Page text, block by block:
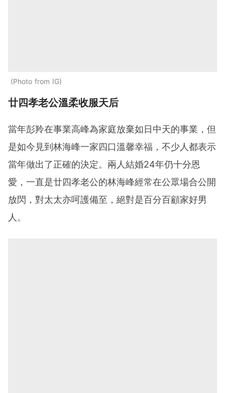
Photo from IG
廿四孝老公溫柔收服天后
當年彭羚在事業高峰為家庭放棄如日中天的事業，但
是如今見到林海峰一家四口溫馨幸福，不少人都表示
當年做出了正確的決定。兩人結婚24年仍十分恩
愛，一直是廿四孝老公的林海峰經常在公眾場合公開
放閃，對太太亦呵護備至，絕對是百分百顧家好男
人。